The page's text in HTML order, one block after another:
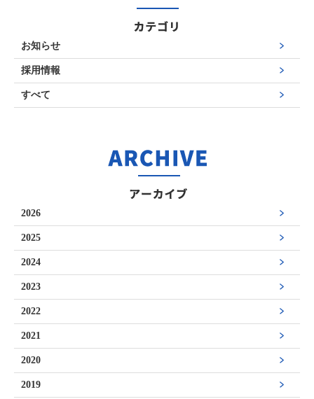
お知らせ
採用情報
すべて
2026
2025
2024
2023
2022
2021
2020
2019